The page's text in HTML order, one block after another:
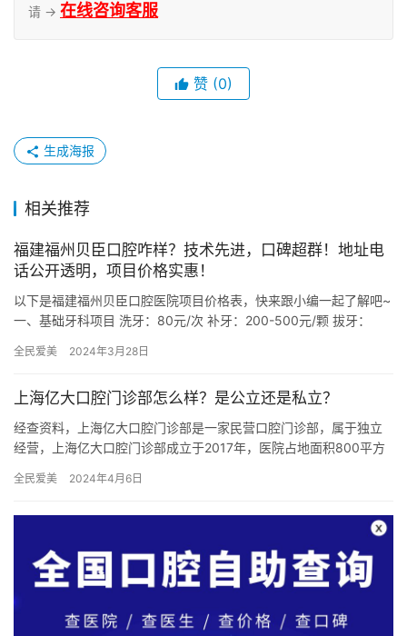
请 → 在线咨询客服
赞 (0)
生成海报
相关推荐
福建福州贝臣口腔咋样？技术先进，口碑超群！地址电
话公开透明，项目价格实惠！
以下是福建福州贝臣口腔医院项目价格表，快来跟小编一起了解吧~
一、基础牙科项目 洗牙：80元/次 补牙：200-500元/颗 拔牙：
全民爱美 2024年3月28日
上海亿大口腔门诊部怎么样？是公立还是私立？
经查资料，上海亿大口腔门诊部是一家民营口腔门诊部，属于独立
经营，上海亿大口腔门诊部成立于2017年，医院占地面积800平方
全民爱美 2024年4月6日